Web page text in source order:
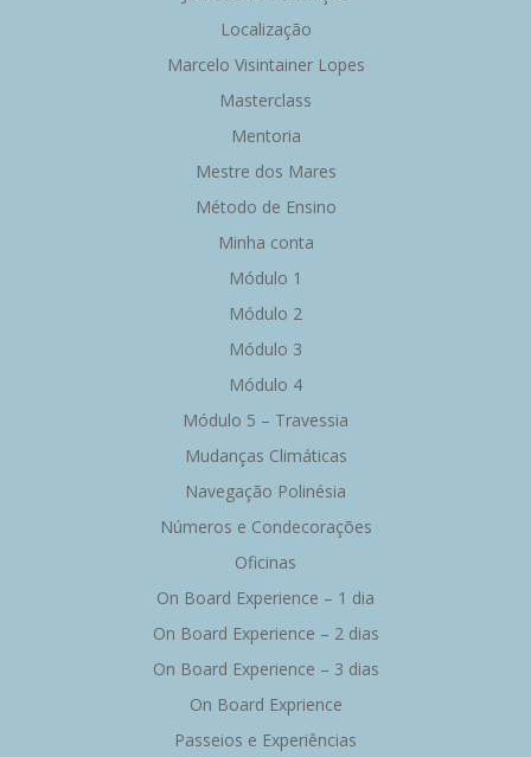
Localização
Marcelo Visintainer Lopes
Masterclass
Mentoria
Mestre dos Mares
Método de Ensino
Minha conta
Módulo 1
Módulo 2
Módulo 3
Módulo 4
Módulo 5 – Travessia
Mudanças Climáticas
Navegação Polinésia
Números e Condecorações
Oficinas
On Board Experience – 1 dia
On Board Experience – 2 dias
On Board Experience – 3 dias
On Board Exprience
Passeios e Experiências